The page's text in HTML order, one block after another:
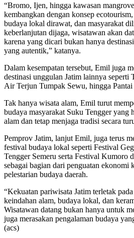
“Bromo, Ijen, hingga kawasan
kembangkan dengan konsep
budaya lokal dirawat, dan masyarakat
keberlanjutan dijaga, wisatawan akan
karena yang dicari bukan hanya
yang autentik,” katanya.
Dalam kesempatan tersebut, Emil juga
destinasi unggulan Jatim lainnya seperti
Air Terjun Tumpak Sewu, hingga Pantai
Tak hanya wisata alam, Emil turut
budaya masyarakat Suku Tengger yang
alam dan tetap menjaga tradisi secara
Pemprov Jatim, lanjut Emil, juga terus
festival budaya lokal seperti Festival
Tengger Semeru serta Festival Kumoro
sebagai bagian dari penguatan ekonomi
pelestarian budaya daerah.
“Kekuatan pariwisata Jatim terletak
keindahan alam, budaya lokal, dan
Wisatawan datang bukan hanya untuk
juga merasakan pengalaman budaya
(acs)